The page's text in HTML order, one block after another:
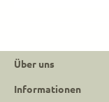
Über uns
Informationen